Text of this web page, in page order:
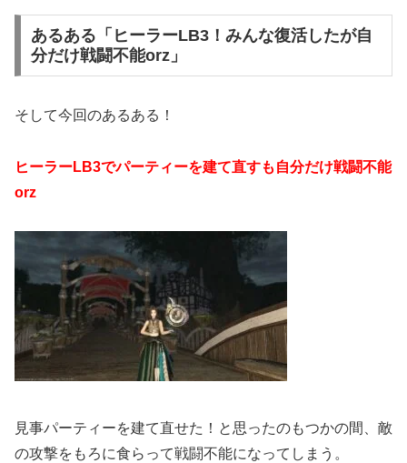
あるある「ヒーラーLB3！みんな復活したが自
分だけ戦闘不能orz」
そして今回のあるある！
ヒーラーLB3でパーティーを建て直すも自分だけ戦闘不能
orz
見事パーティーを建て直せた！と思ったのもつかの間、敵
の攻撃をもろに食らって戦闘不能になってしまう。